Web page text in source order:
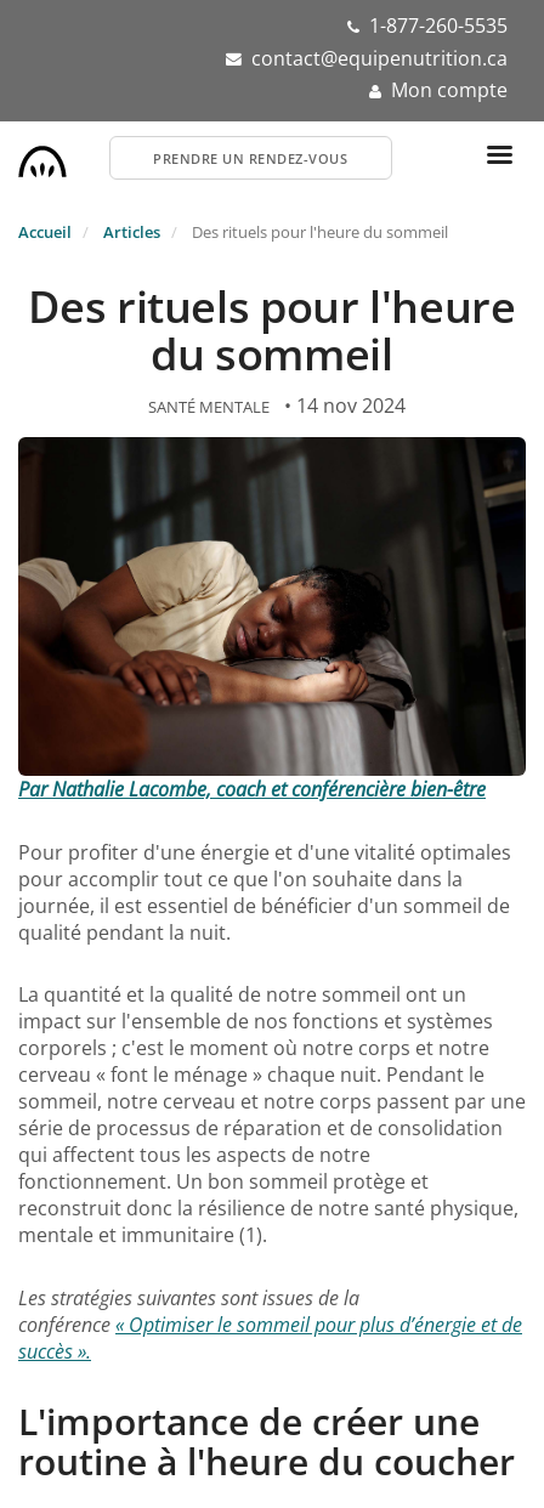
1-877-260-5535
contact@equipenutrition.ca
Mon compte
PRENDRE UN RENDEZ-VOUS
Accueil Articles Des rituels pour l'heure du sommeil
Des rituels pour l'heure
du sommeil
SANTÉ MENTALE • 14 nov 2024
Par Nathalie Lacombe, coach et conférencière bien-être
Pour profiter d'une énergie et d'une vitalité optimales
pour accomplir tout ce que l'on souhaite dans la
journée, il est essentiel de bénéficier d'un sommeil de
qualité pendant la nuit.
La quantité et la qualité de notre sommeil ont un
impact sur l'ensemble de nos fonctions et systèmes
corporels ; c'est le moment où notre corps et notre
cerveau « font le ménage » chaque nuit. Pendant le
sommeil, notre cerveau et notre corps passent par une
série de processus de réparation et de consolidation
qui affectent tous les aspects de notre
fonctionnement. Un bon sommeil protège et
reconstruit donc la résilience de notre santé physique,
mentale et immunitaire (1).
Les stratégies suivantes sont issues de la
conférence« Optimiser le sommeil pour plus d’énergie et de
succès ».
L'importance de créer une
routine à l'heure du coucher